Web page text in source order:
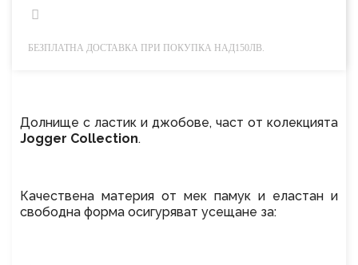
БЕЗПЛАТНА ДОСТАВКА ПРИ ПОКУПКА НАД150ЛВ.
Долнище с ластик и джобове, част от колекцията
Jogger Collection.
Качествена материя от мек памук и еластан и
свободна форма осигуряват усещане за: